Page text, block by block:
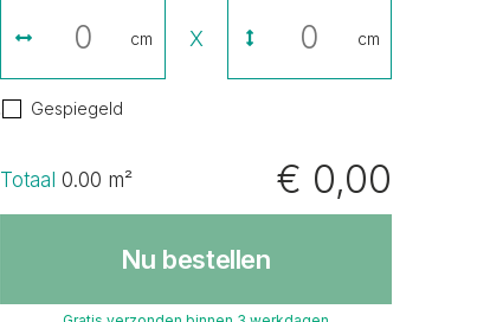
cm X cm
Gespiegeld
Totaal 0.00 m² € 0,00
Nu bestellen